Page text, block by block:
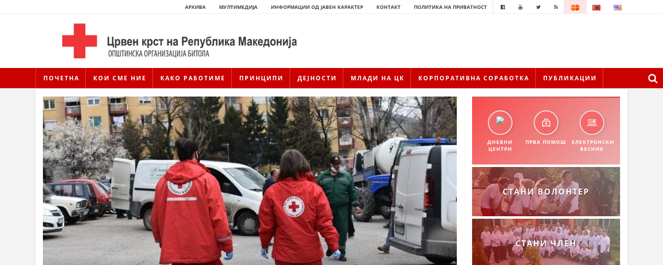
АРХИВА МУЛТИМЕДИЈА ИНФОРМАЦИИ ОД ЈАВЕН КАРАКТЕР КОНТАКТ ПОЛИТИКА НА ПРИВАТНОСТ
ПОЧЕТНА КОИ СМЕ НИЕ КАКО РАБОТИМЕ ПРИНЦИПИ ДЕЈНОСТИ МЛАДИ НА ЦК КОРПОРАТИВНА СОРАБОТКА ПУБЛИКАЦИИ
ИСТОРИЈАТ НА ЦКРМ
ИСТОРИЈАТ НА ДВИЖЕЊЕТО
СТРУКТУРА НА ОРГАНИЗАЦИЈАТА
КОНТАКТ ИНФОРМАЦИИ
ЧЛЕНСТВО ВО ПРОФЕСИОНАЛНИ ТЕЛА
ДНЕВНИ
ЦЕНТРИ
ПРВА ПОМОШ
ЕЛЕКТРОНСКИ
ВЕСНИК
СТАНИ ВОЛОНТЕР
СТАНИ ЧЛЕН